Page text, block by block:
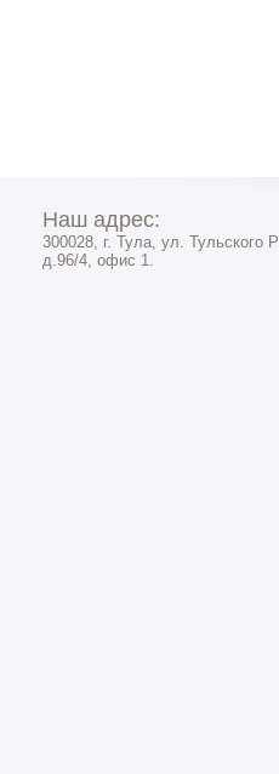
Наш адрес:
300028, г. Тула, ул. Тульского
д.96/4, офис 1.